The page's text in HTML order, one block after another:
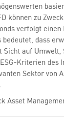
können zu
verfolgt
bedeutet, dass
auf Umwelt,
Kriterien des
Sektor von
Asset